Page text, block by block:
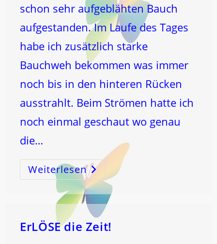
schon sehr aufgeblähten Bauch
aufgestanden. Im Laufe des Tages
habe ich zusätzlich starke
Bauchweh bekommen was immer
noch bis in den hinteren Rücken
ausstrahlt. Beim Strömen hatte ich
noch einmal geschaut wo genau
die…
WeiterlesenGEBLÄHTER
BAUCH
–
Frage
Eines
Gruppenmitgliedes!
ErLÖSE die Zeit!